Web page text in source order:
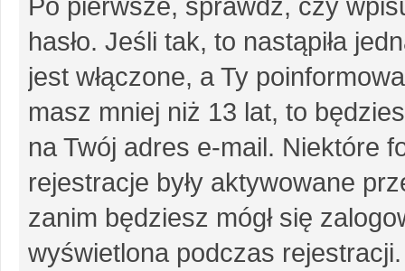
hasło. Jeśli tak, to nastąpiła
jest włączone, a Ty
masz mniej niż 13 lat, to
na Twój adres e-mail. Niektóre
rejestracje były aktywowane
zanim będziesz mógł się
wyświetlona podczas